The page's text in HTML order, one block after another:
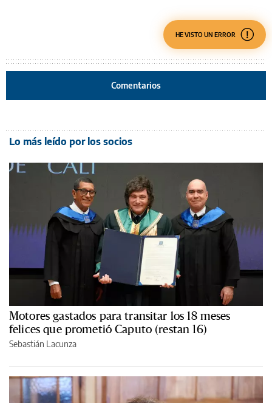
HE VISTO UN ERROR
Comentarios
Lo más leído por los socios
Motores gastados para transitar los 18 meses
felices que prometió Caputo (restan 16)
Sebastián Lacunza